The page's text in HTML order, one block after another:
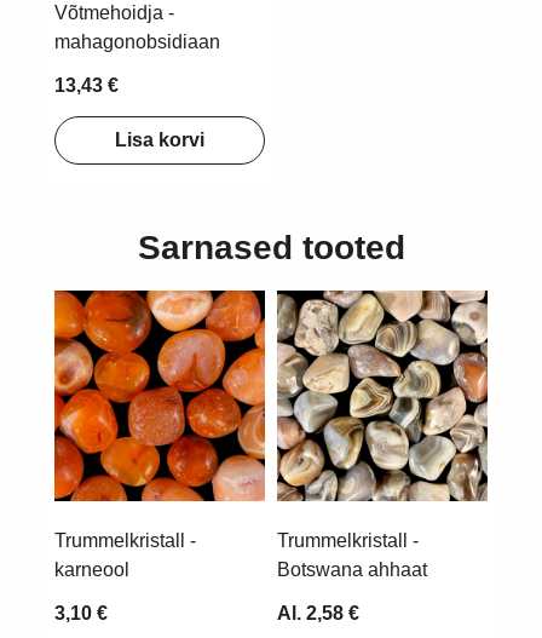
Võtmehoidja -
mahagonobsidiaan
13,43 €
Lisa korvi
Sarnased tooted
Trummelkristall -
karneool
3,10 €
Trummelkristall -
Botswana ahhaat
Al. 2,58 €